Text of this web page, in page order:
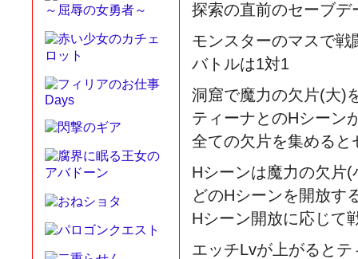
探索の直前のセーブ
モンスターのマスで戦
バトルは1対1
洞窟で魔力の欠片(大)
ティーナとのHシーン
全ての欠片を集めると
Hシーンは魔力の欠片
どのHシーンを開放す
Hシーン開放に応じて
エッチLvが上がると